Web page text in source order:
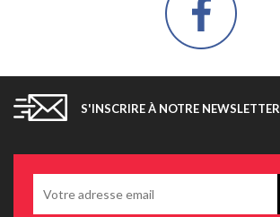
S'INSCRIRE À NOTRE NEWSLETTER